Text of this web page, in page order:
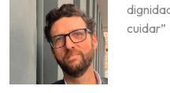
cuidar”